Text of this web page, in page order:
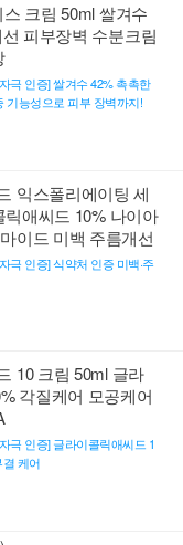
크림 50ml 쌀겨수
피부장벽 수분크림
극 인증] 쌀겨수 42% 촉촉한
기능성으로 피부 장벽까지!
익스폴리에이팅 세
릭애씨드 10% 나이아
이드 미백 주름개선
극 인증] 식약처 인증 미백·주
10 크림 50ml 글라
각질케어 모공케어
극 인증] 글라이콜릭애씨드 1
결 케어